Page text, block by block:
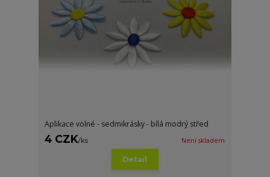
Aplikace volné - sedmikrásky - bílá modrý střed
4 CZK/ks Není skladem
Detail